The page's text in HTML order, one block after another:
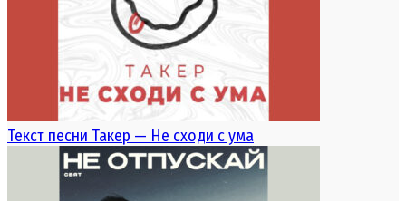
Текст песни Такер — Не сходи с ума